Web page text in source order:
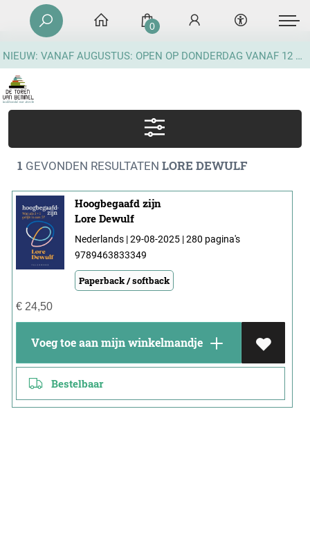
NIEUW: VANAF AUGUSTUS: OPEN OP DONDERDAG VANAF 12 UUR
0
1 GEVONDEN RESULTATEN LORE DEWULF
Hoogbegaafd zijn
Lore Dewulf
Nederlands | 29-08-2025 | 280 pagina's
9789463833349
Paperback / softback
€24,50
Voeg toe aan mijn winkelmandje
Bestelbaar